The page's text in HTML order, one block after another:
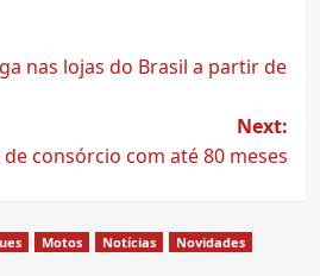
nas lojas do Brasil a partir de
Next:
consórcio com até 80 meses
Motos Notícias
Novidades